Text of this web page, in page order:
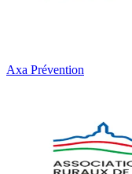
Axa Prévention